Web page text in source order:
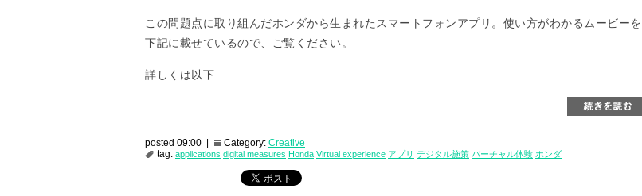
この問題点に取り組んだホンダから生まれたスマートフォンアプリ。使い方がわかるムービーを
下記に載せているので、ご覧ください。
詳しくは以下
posted 09:00 | Category: Creative
tag: applications digital measures Honda Virtual experience アプリ デジタル施策 バーチャル体験 ホンダ